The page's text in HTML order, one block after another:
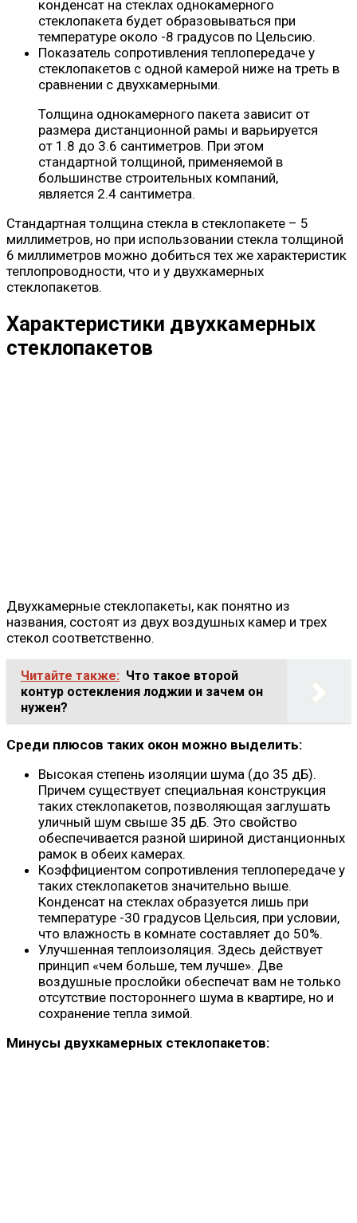
конденсат на стеклах однокамерного
стеклопакета будет образовываться при
температуре около -8 градусов по Цельсию.
Показатель сопротивления теплопередаче у
стеклопакетов с одной камерой ниже на треть в
сравнении с двухкамерными.
Толщина однокамерного пакета зависит от
размера дистанционной рамы и варьируется
от 1.8 до 3.6 сантиметров. При этом
стандартной толщиной, применяемой в
большинстве строительных компаний,
является 2.4 сантиметра.
Стандартная толщина стекла в стеклопакете – 5
миллиметров, но при использовании стекла толщиной
6 миллиметров можно добиться тех же характеристик
теплопроводности, что и у двухкамерных
стеклопакетов.
Характеристики двухкамерных
стеклопакетов
Двухкамерные стеклопакеты, как понятно из
названия, состоят из двух воздушных камер и трех
стекол соответственно.
Читайте также: Что такое второй
контур остекления лоджии и зачем он
нужен?
Среди плюсов таких окон можно выделить:
Высокая степень изоляции шума (до 35 дБ).
Причем существует специальная конструкция
таких стеклопакетов, позволяющая заглушать
уличный шум свыше 35 дБ. Это свойство
обеспечивается разной шириной дистанционных
рамок в обеих камерах.
Коэффициентом сопротивления теплопередаче у
таких стеклопакетов значительно выше.
Конденсат на стеклах образуется лишь при
температуре -30 градусов Цельсия, при условии,
что влажность в комнате составляет до 50%.
Улучшенная теплоизоляция. Здесь действует
принцип «чем больше, тем лучше». Две
воздушные прослойки обеспечат вам не только
отсутствие постороннего шума в квартире, но и
сохранение тепла зимой.
Минусы двухкамерных стеклопакетов: